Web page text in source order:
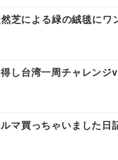
芝による緑の絨毯にワ
し台湾一周チャレンジ
マ買っちゃいました日